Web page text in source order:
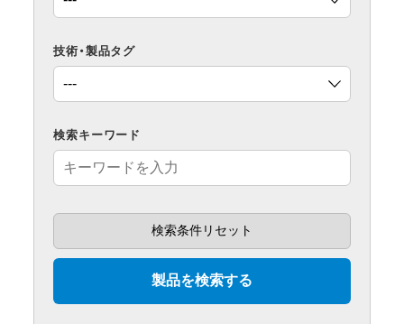
技術・製品タグ
検索キーワード